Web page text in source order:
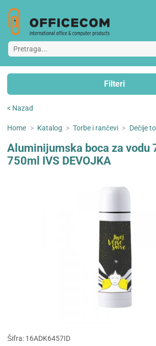
Filteri
< Nazad
Home > Katalog > Torbe i rančevi > Dečije
Aluminijumska boca za vodu
750ml IVS DEVOJKA
Šifra: 16ADK6457ID